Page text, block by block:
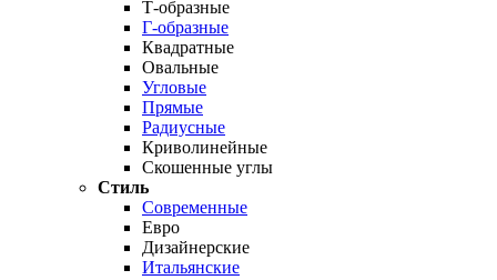
Т-образные
Г-образные
Квадратные
Овальные
Угловые
Прямые
Радиусные
Криволинейные
Скошенные углы
Стиль
Современные
Евро
Дизайнерские
Итальянские